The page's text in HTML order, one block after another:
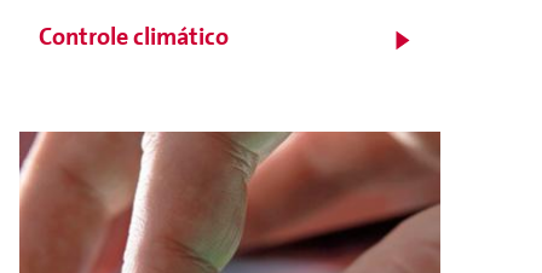
Controle climático